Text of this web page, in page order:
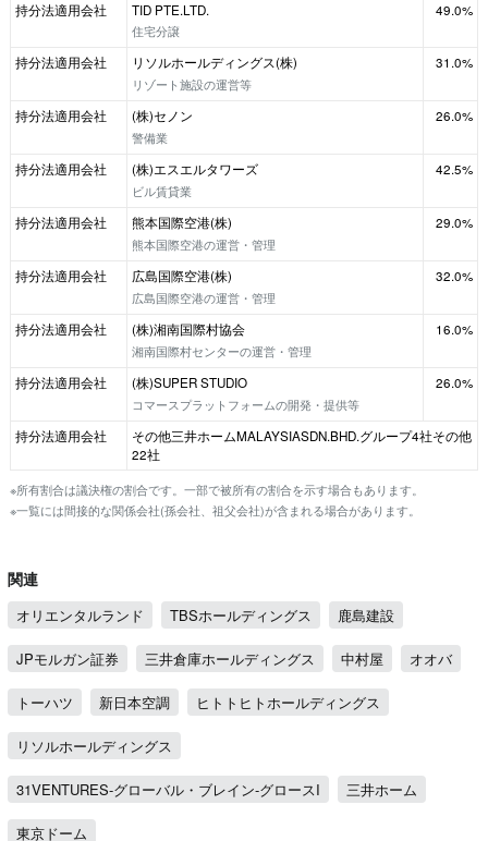
持分法適用会社
TID PTE.LTD.
住宅分譲
49.0%
持分法適用会社
リソルホールディングス(株)
リゾート施設の運営等
31.0%
持分法適用会社
(株)セノン
警備業
26.0%
持分法適用会社
(株)エスエルタワーズ
ビル賃貸業
42.5%
持分法適用会社
熊本国際空港(株)
熊本国際空港の運営・管理
29.0%
持分法適用会社
広島国際空港(株)
広島国際空港の運営・管理
32.0%
持分法適用会社
(株)湘南国際村協会
湘南国際村センターの運営・管理
16.0%
持分法適用会社
(株)SUPER STUDIO
コマースプラットフォームの開発・提供等
26.0%
持分法適用会社
その他三井ホームMALAYSIASDN.BHD.グループ4社その他
22社
※所有割合は議決権の割合です。一部で被所有の割合を示す場合もあります。
※一覧には間接的な関係会社(孫会社、祖父会社)が含まれる場合があります。
関連
オリエンタルランド TBSホールディングス 鹿島建設
JPモルガン証券 三井倉庫ホールディングス 中村屋 オオバ
トーハツ 新日本空調 ヒトトヒトホールディングス
リソルホールディングス
31VENTURES-グローバル・ブレイン-グロースI 三井ホーム
東京ドーム